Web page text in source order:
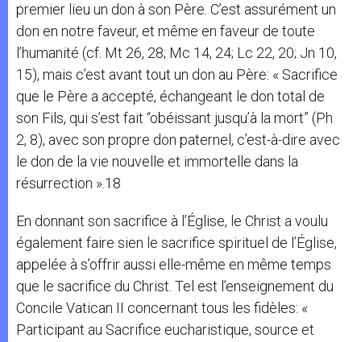
premier lieu un don à son Père. C’est assurément un
don en notre faveur, et même en faveur de toute
l’humanité (cf. Mt 26, 28; Mc 14, 24; Lc 22, 20; Jn 10,
15), mais c’est avant tout un don au Père: « Sacrifice
que le Père a accepté, échangeant le don total de
son Fils, qui s’est fait “obéissant jusqu’à la mort” (Ph
2, 8), avec son propre don paternel, c’est-à-dire avec
le don de la vie nouvelle et immortelle dans la
résurrection ».18
En donnant son sacrifice à l’Église, le Christ a voulu
également faire sien le sacrifice spirituel de l’Église,
appelée à s’offrir aussi elle-même en même temps
que le sacrifice du Christ. Tel est l’enseignement du
Concile Vatican II concernant tous les fidèles: «
Participant au Sacrifice eucharistique, source et